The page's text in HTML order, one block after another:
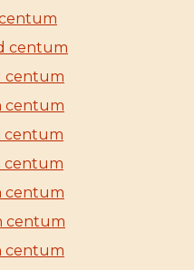
centum
centum
centum
centum
centum
centum
centum
centum